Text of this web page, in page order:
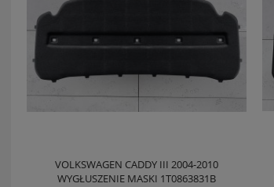
VOLKSWAGEN CADDY III 2004-2010
WYGŁUSZENIE MASKI 1T0863831B